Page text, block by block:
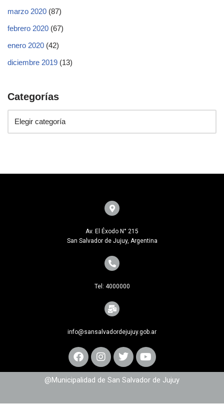
marzo 2020 (87)
febrero 2020 (67)
enero 2020 (42)
diciembre 2019 (13)
Categorías
Av. El Éxodo N° 215
San Salvador de Jujuy, Argentina
Tel: 4000000
info@sansalvadordejujuy.gob.ar
@Municipalidad de San Salvador de Jujuy